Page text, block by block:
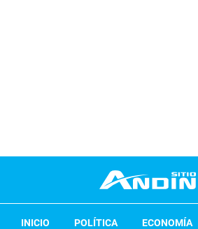
INICIO POLÍTICA ECONOMÍA